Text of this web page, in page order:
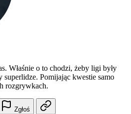
Właśnie o to chodzi, żeby ligi były
superlidze. Pomijając kwestie samo
rozgrywkach.
Zgłoś